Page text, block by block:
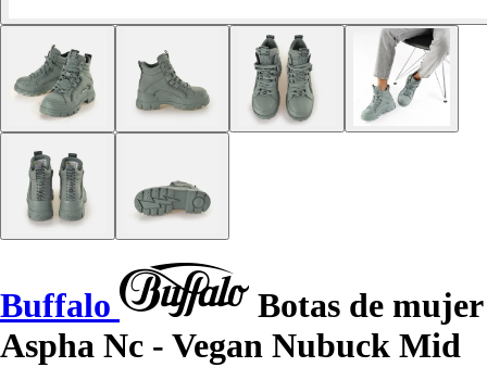
Buffalo
Botas de mujer
Aspha Nc - Vegan Nubuck Mid